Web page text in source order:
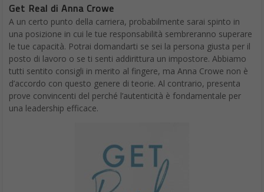
Get Real di Anna Crowe
A un certo punto della carriera, probabilmente sarai spinto in
una posizione in cui le tue responsabilità sembreranno superare
le tue capacità. Potrai domandarti se sei la persona giusta per il
posto di lavoro o se ti senti addirittura un impostore. Abbiamo
tutti sentito consigli in merito al fingere, ma Anna Crowe non è
d’accordo con questo genere di teorie. Al contrario, presenta
prove convincenti del perché l’autenticità è fondamentale per
una leadership efficace.